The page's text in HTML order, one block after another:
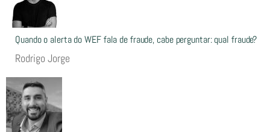
Quando o alerta do WEF fala de fraude, cabe perguntar: qual fraude?
Rodrigo Jorge